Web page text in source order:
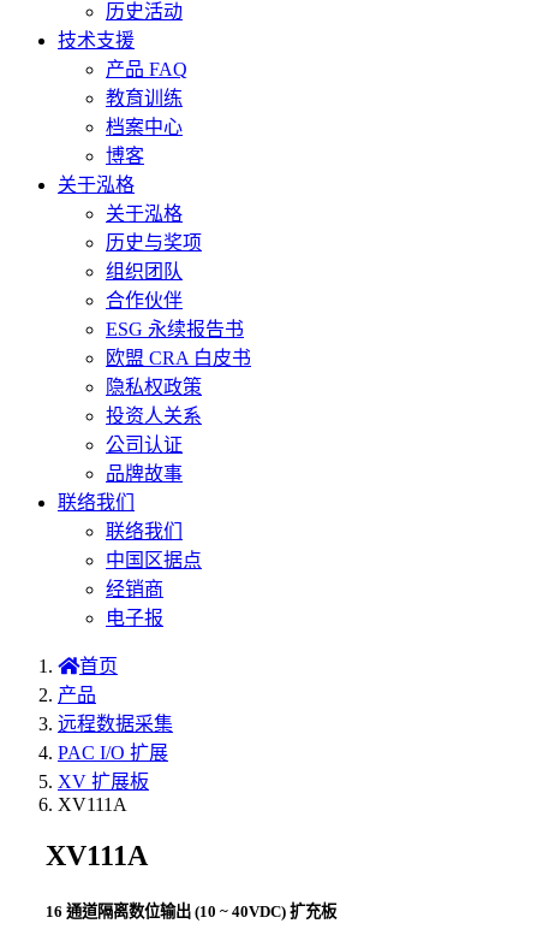
历史活动
技术支援
产品 FAQ
教育训练
档案中心
博客
关于泓格
关于泓格
历史与奖项
组织团队
合作伙伴
ESG 永续报告书
欧盟 CRA 白皮书
隐私权政策
投资人关系
公司认证
品牌故事
联络我们
联络我们
中国区据点
经销商
电子报
首页
产品
远程数据采集
PAC I/O 扩展
XV 扩展板
XV111A
XV111A
16 通道隔离数位输出 (10 ~ 40VDC) 扩充板